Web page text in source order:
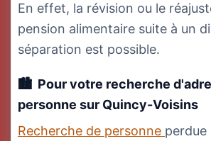
En effet, la révision ou le
pension alimentaire suite à un
séparation est possible.
Pour votre recherche
personne sur Quincy-Voisins
Recherche de personne perdue